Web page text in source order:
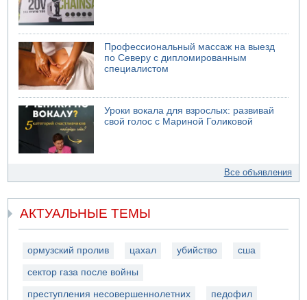
Профессиональный массаж на выезд
по Северу с дипломированным
специалистом
Уроки вокала для взрослых: развивай
свой голос с Мариной Голиковой
Все объявления
АКТУАЛЬНЫЕ ТЕМЫ
ормузский пролив цахал убийство сша
сектор газа после войны
преступления несовершеннолетних педофил